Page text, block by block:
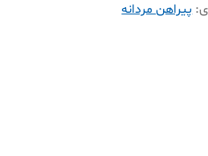
:پیراهن مردانه